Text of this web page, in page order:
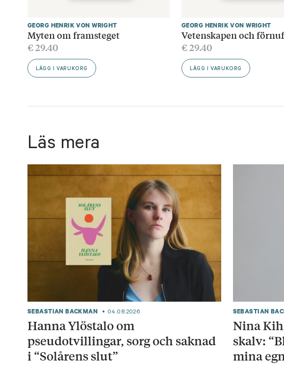
GEORG HENRIK VON WRIGHT
Myten om framsteget
€29.40
LÄGG I VARUKORG
GEORG HENRIK VON WRIGHT
Vetenskapen och
€29.40
LÄGG I VARUKORG
Läs mera
SEBASTIAN BACKMAN 04.08.2026
Hanna Ylöstalo om
pseudotvillingar, sorg och saknad
i “Solårens slut”
SEBASTIAN
Nina
skalv:
mina